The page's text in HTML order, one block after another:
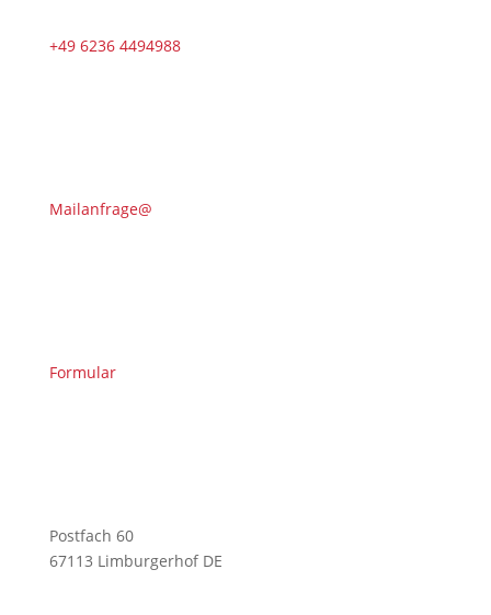
+49 6236 4494988
Mailanfrage@
Formular
Postfach 60
67113 Limburgerhof DE